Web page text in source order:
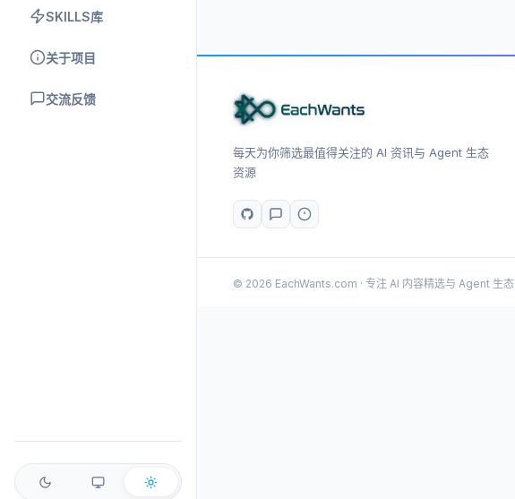
SKILLS库
关于项目
交流反馈
每天为你筛选最值得关注的 AI 资讯与 Agent 生态
资源
© 2026 EachWants.com · 专注 AI 内容精选与 Agent 生态